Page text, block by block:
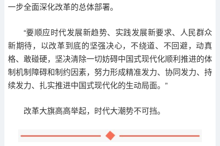
一步全面深化改革的总体部署。
“要顺应时代发展新趋势、实践发展新要求、人民群众
新期待，以改革到底的坚强决心，不绕道、不回避，动真
格、敢碰硬，坚决清除一切妨碍中国式现代化顺利推进的体
制机制障碍和制约因素，努力形成精准发力、协同发力、持
续发力、扎实推进中国式现代化的生动局面。”
改革大旗高高举起，时代大潮势不可挡。